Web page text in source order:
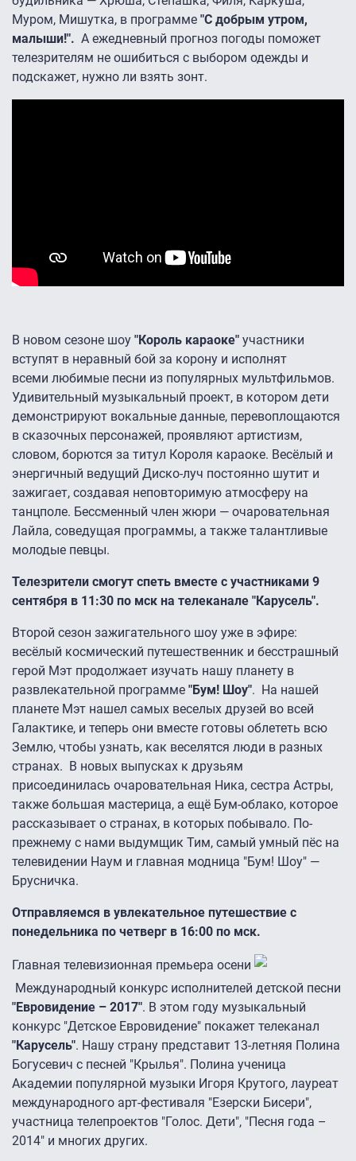
Муром, Мишутка, в программе "С добрым утром,
малыши!". А ежедневный прогноз погоды поможет
телезрителям не ошибиться с выбором одежды и
подскажет, нужно ли взять зонт.
В новом сезоне шоу "Король караоке" участники
вступят в неравный бой за корону и исполнят
всеми любимые песни из популярных мультфильмов.
Удивительный музыкальный проект, в котором дети
демонстрируют вокальные данные, перевоплощаются
в сказочных персонажей, проявляют артистизм,
словом, борются за титул Короля караоке. Весёлый и
энергичный ведущий Диско-луч постоянно шутит и
зажигает, создавая неповторимую атмосферу на
танцполе. Бессменный член жюри — очаровательная
Лайла, соведущая программы, а также талантливые
молодые певцы.
Телезрители смогут спеть вместе с участниками 9
сентября в 11:30 по мск на телеканале "Карусель".
Второй сезон зажигательного шоу уже в эфире:
весёлый космический путешественник и бесстрашный
герой Мэт продолжает изучать нашу планету в
развлекательной программе "Бум! Шоу". На нашей
планете Мэт нашел самых веселых друзей во всей
Галактике, и теперь они вместе готовы облететь всю
Землю, чтобы узнать, как веселятся люди в разных
странах. В новых выпусках к друзьям
присоединилась очаровательная Ника, сестра Астры,
также большая мастерица, а ещё Бум-облако, которое
рассказывает о странах, в которых побывало. По-
прежнему с нами выдумщик Тим, самый умный пёс на
телевидении Наум и главная модница "Бум! Шоу" —
Брусничка.
Отправляемся в увлекательное путешествие с
понедельника по четверг в 16:00 по мск.
Главная телевизионная премьера осени
Международный конкурс исполнителей детской песни
"Евровидение – 2017". В этом году музыкальный
конкурс "Детское Евровидение" покажет телеканал
"Карусель". Нашу страну представит 13-летняя Полина
Богусевич с песней "Крылья". Полина ученица
Академии популярной музыки Игоря Крутого, лауреат
международного арт-фестиваля "Езерски Бисери",
участница телепроектов "Голос. Дети", "Песня года –
2014" и многих других.